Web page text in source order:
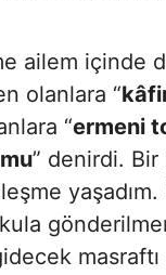
ailem içinde
olanlara “
“ermeni
” denirdi. Bir
masraftı